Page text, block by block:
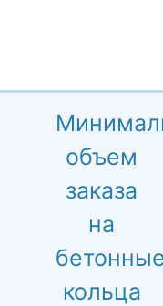
объем
заказа
на
кольца